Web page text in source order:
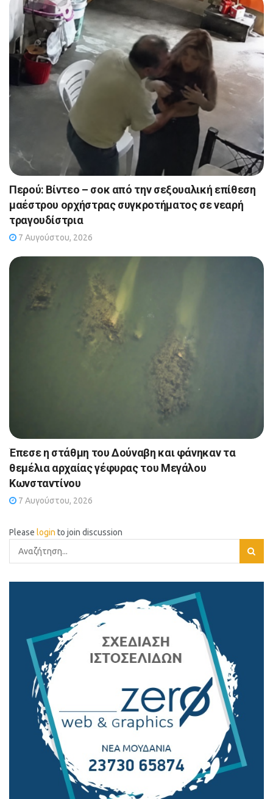
Περού: Βίντεο – σοκ από την σεξουαλική επίθεση
μαέστρου ορχήστρας συγκροτήματος σε νεαρή
τραγουδίστρια
7 Αυγούστου, 2026
Έπεσε η στάθμη του Δούναβη και φάνηκαν τα
θεμέλια αρχαίας γέφυρας του Μεγάλου
Κωνσταντίνου
7 Αυγούστου, 2026
Please login to join discussion